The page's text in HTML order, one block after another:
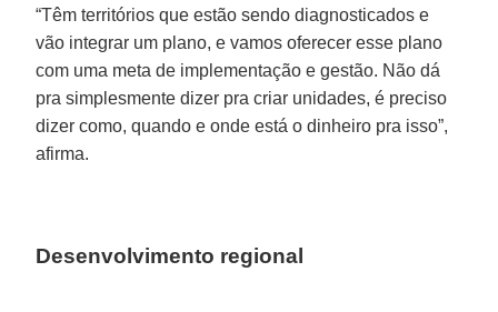
“Têm territórios que estão sendo diagnosticados e
vão integrar um plano, e vamos oferecer esse plano
com uma meta de implementação e gestão. Não dá
pra simplesmente dizer pra criar unidades, é preciso
dizer como, quando e onde está o dinheiro pra isso”,
afirma.
Desenvolvimento regional